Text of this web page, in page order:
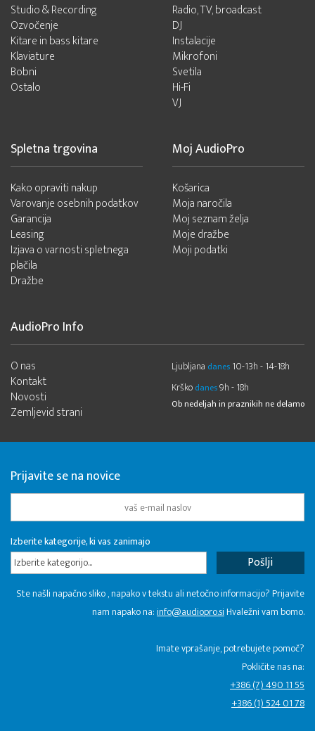
Studio & Recording
Ozvočenje
Kitare in bass kitare
Klaviature
Bobni
Ostalo
Radio, TV, broadcast
DJ
Instalacije
Mikrofoni
Svetila
Hi-Fi
VJ
Spletna trgovina
Kako opraviti nakup
Varovanje osebnih podatkov
Garancija
Leasing
Izjava o varnosti spletnega
plačila
Dražbe
Moj AudioPro
Košarica
Moja naročila
Moj seznam želja
Moje dražbe
Moji podatki
AudioPro Info
O nas
Kontakt
Novosti
Zemljevid strani
Ljubljana danes 10-13h - 14-18h
Krško danes9h - 18h
Ob nedeljah in praznikih ne delamo
Prijavite se na novice
Izberite kategorije, ki vas zanimajo
Izberite kategorijo...
Ste našli napačno sliko , napako v tekstu ali netočno informacijo? Prijavite
nam napako na:info@audiopro.siHvaležni vam bomo.
Imate vprašanje, potrebujete pomoč?
Pokličite nas na:
+386 (7) 490 11 55
+386 (1) 524 01 78